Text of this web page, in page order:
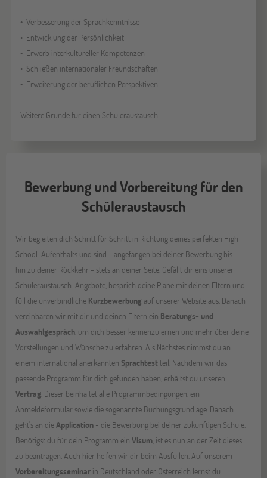
Verbesserung der Sprachkenntnisse
Entwicklung der Persönlichkeit
Erwerb interkultureller Kompetenzen
Schließen internationaler Freundschaften
Erweiterung der beruflichen Perspektiven
Weitere Gründe für einen Schüleraustausch
Bewerbung und Vorbereitung für den
Schüleraustausch
Wir begleiten dich Schritt für Schritt in Richtung deines perfekten High
School-Aufenthalts und sind - angefangen bei deiner Bewerbung bis
hin zu deiner Rückkehr - stets an deiner Seite. Gefällt dir eins unserer
Schüleraustausch-Angebote, besprich deine Pläne mit deinen Eltern und
füll die unverbindliche Kurzbewerbung auf unserer Website aus. Danach
vereinbaren wir mit dir und deinen Eltern ein Beratungs- und
Auswahlgespräch, um dich besser kennenzulernen und mehr über deine
Vorstellungen und Wünsche zu erfahren. Als Nächstes nimmst du an
einem international anerkannten Sprachtest teil. Nachdem wir das
passende Programm für dich gefunden haben, erhältst du unseren
Vertrag. Dieser beinhaltet alle Programmbedingungen, ein
Anmeldeformular sowie die sogenannte Buchungsgrundlage. Danach
geht's an dieApplication - die Bewerbung bei deiner zukünftigen Schule.
Benötigst du für dein Programm einVisum, ist es nun an der Zeit dieses
zu beantragen. Auch hier helfen wir dir beim Ausfüllen. Auf unserem
Vorbereitungsseminar in Deutschland oder Österreich lernst du